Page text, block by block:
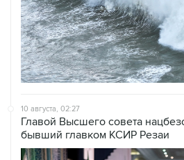
10 августа, 02:27
Главой Высшего совета
бывший главком КСИР Резаи